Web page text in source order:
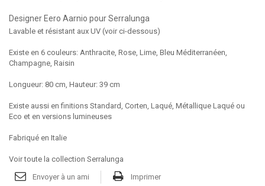
Designer Eero Aarnio pour Serralunga
Lavable et résistant aux UV (voir ci-dessous)
Existe en 6 couleurs: Anthracite, Rose, Lime, Bleu Méditerranéen,
Champagne, Raisin
Longueur: 80 cm, Hauteur: 39 cm
Existe aussi en finitions Standard, Corten, Laqué, Métallique Laqué ou
Eco et en versions lumineuses
Fabriqué en Italie
Voir toute la collection Serralunga
Envoyer à un ami
Imprimer